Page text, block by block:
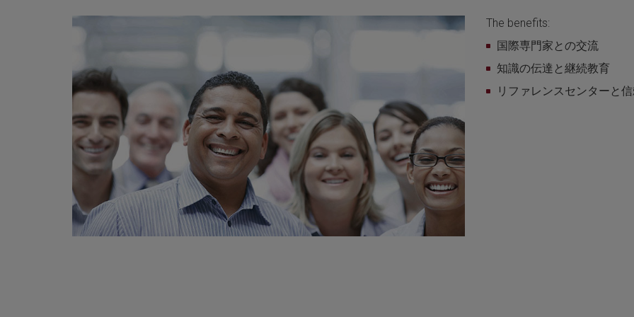
The benefits:
国際専門家との交流
知識の伝達と継続教育
リファレンスセンターと